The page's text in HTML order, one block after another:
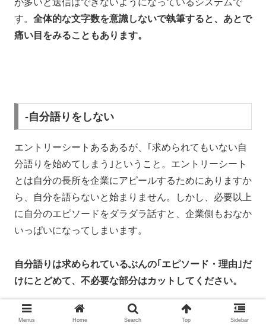
が多いと送信はできないようになっているシステムで
す。 全体的な文字数を意識しないで執筆すると、あとで
痛い目をみることもあります。
-自分語りをしない
エントリーシートあるあるが、｢求められてもいない自
分語りを始めてしまう｣ということ。エントリーシート
とは自分の長所を企業にアピールするためにありますか
ら、自分を語らないと始まりません。しかし、必要以上
に自分のエピソードをダラダラ話すと、企業側もおなか
いっぱいになってしまいます。
自分語りは求められているぶんの｢エピソード・理由｣だ
けにとどめて、不必要な部分はカットしてください。
Menus Home Search Top Sidebar